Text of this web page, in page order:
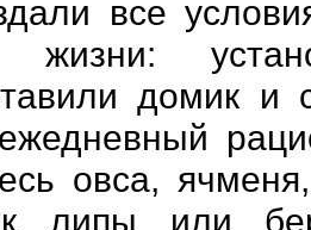
все
жизни:
домик и
овса,
липы или